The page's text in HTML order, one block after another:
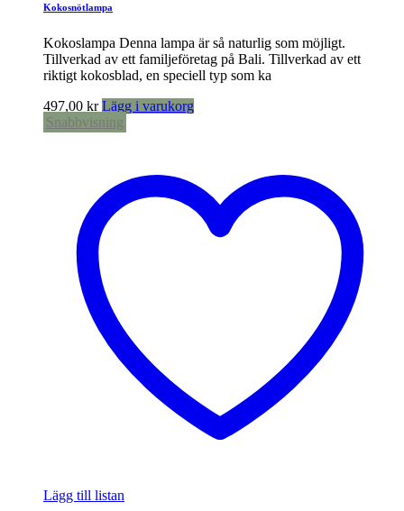
Kokosnötlampa
Kokoslampa Denna lampa är så naturlig som möjligt.
Tillverkad av ett familjeföretag på Bali. Tillverkad av ett
riktigt kokosblad, en speciell typ som ka
497,00 kr Lägg i varukorg
Snabbvisning
Lägg till listan